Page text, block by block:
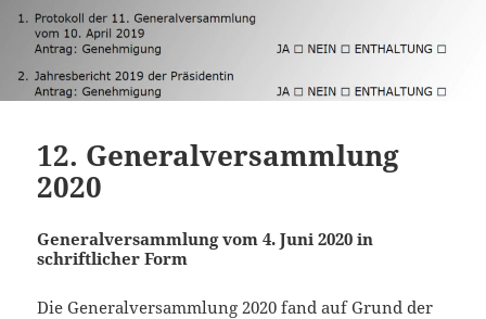
12. Generalversammlung
2020
Generalversammlung vom 4. Juni 2020 in
schriftlicher Form
Die Generalversammlung 2020 fand auf Grund der